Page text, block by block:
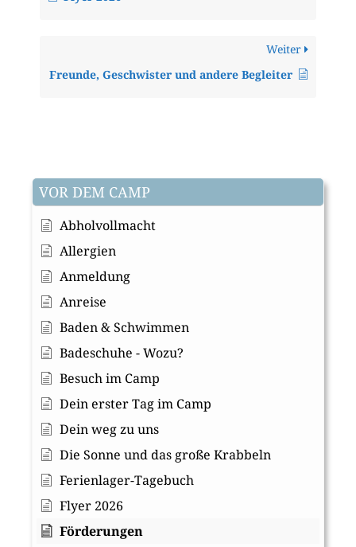
VOR DEM CAMP
Abholvollmacht
Allergien
Anmeldung
Anreise
Baden & Schwimmen
Badeschuhe - Wozu?
Besuch im Camp
Dein erster Tag im Camp
Dein weg zu uns
Die Sonne und das große Krabbeln
Ferienlager-Tagebuch
Flyer 2026
Förderungen
Weiter
Freunde, Geschwister und andere Begleiter